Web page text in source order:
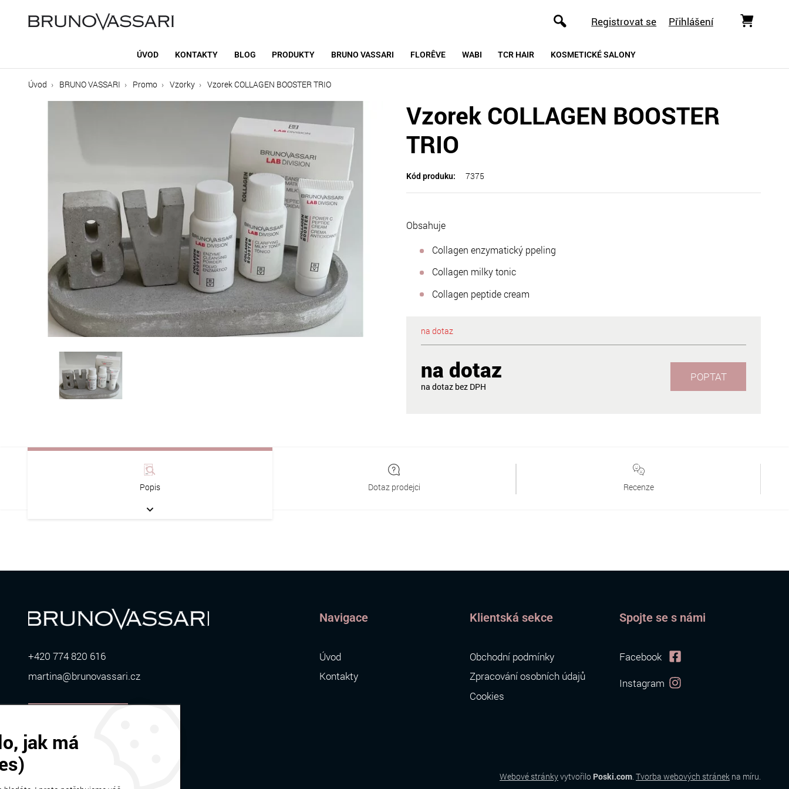
Registrovat se Přihlášení
ÚVOD KONTAKTY BLOG PRODUKTY BRUNO VASSARI FLORÊVE WABI TCR HAIR KOSMETICKÉ SALONY
Úvod BRUNO VASSARI Promo Vzorky Vzorek COLLAGEN BOOSTER TRIO
Vzorek COLLAGEN BOOSTER
TRIO
Kód produku: 7375
Obsahuje
Collagen enzymatický ppeling
Collagen milky tonic
Collagen peptide cream
na dotaz
na dotaz
na dotaz
POPTAT
Popis Dotaz prodejci Recenze
+420 774 820 616
martina@brunovassari.cz
Navigace
Úvod
Kontakty
Klientská sekce
Obchodní podmínky
Zpracování osobních údajů
Cookies
Spojte se s námi
Facebook
Instagram
Webové stránkyvytvořilo Poski.com. Tvorba webových stránek na míru.
jak má